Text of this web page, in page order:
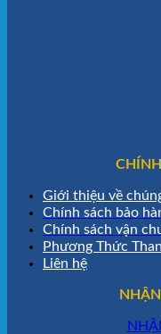
Giới thiệu về
Chính sách bảo
Chính sách vận
Phương Thức
Liên hệ